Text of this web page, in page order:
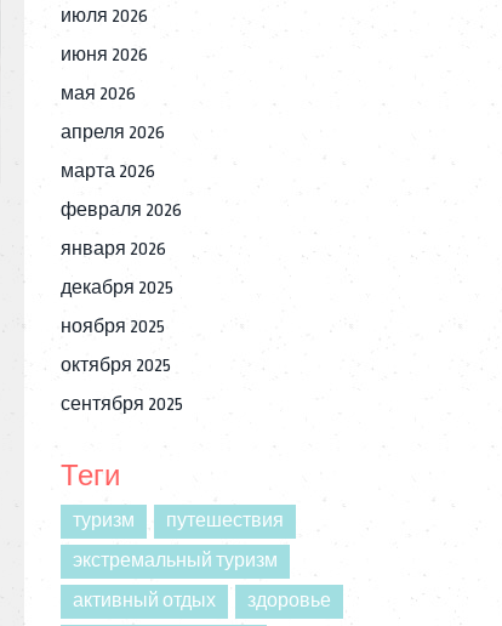
июля 2026
июня 2026
мая 2026
апреля 2026
марта 2026
февраля 2026
января 2026
декабря 2025
ноября 2025
октября 2025
сентября 2025
Теги
туризм
путешествия
экстремальный туризм
активный отдых
здоровье